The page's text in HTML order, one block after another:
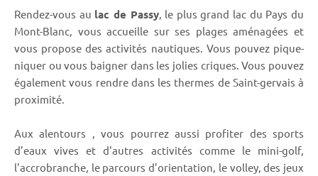
Rendez-vous au lac de Passy, le plus grand lac du Pays du
Mont-Blanc, vous accueille sur ses plages aménagées et
vous propose des activités nautiques. Vous pouvez pique-
niquer ou vous baigner dans les jolies criques. Vous pouvez
également vous rendre dans les thermes de Saint-gervais à
proximité.
Aux alentours , vous pourrez aussi profiter des sports
d’eaux vives et d'autres activités comme le mini-golf,
l'accrobranche, le parcours d’orientation, le volley, des jeux